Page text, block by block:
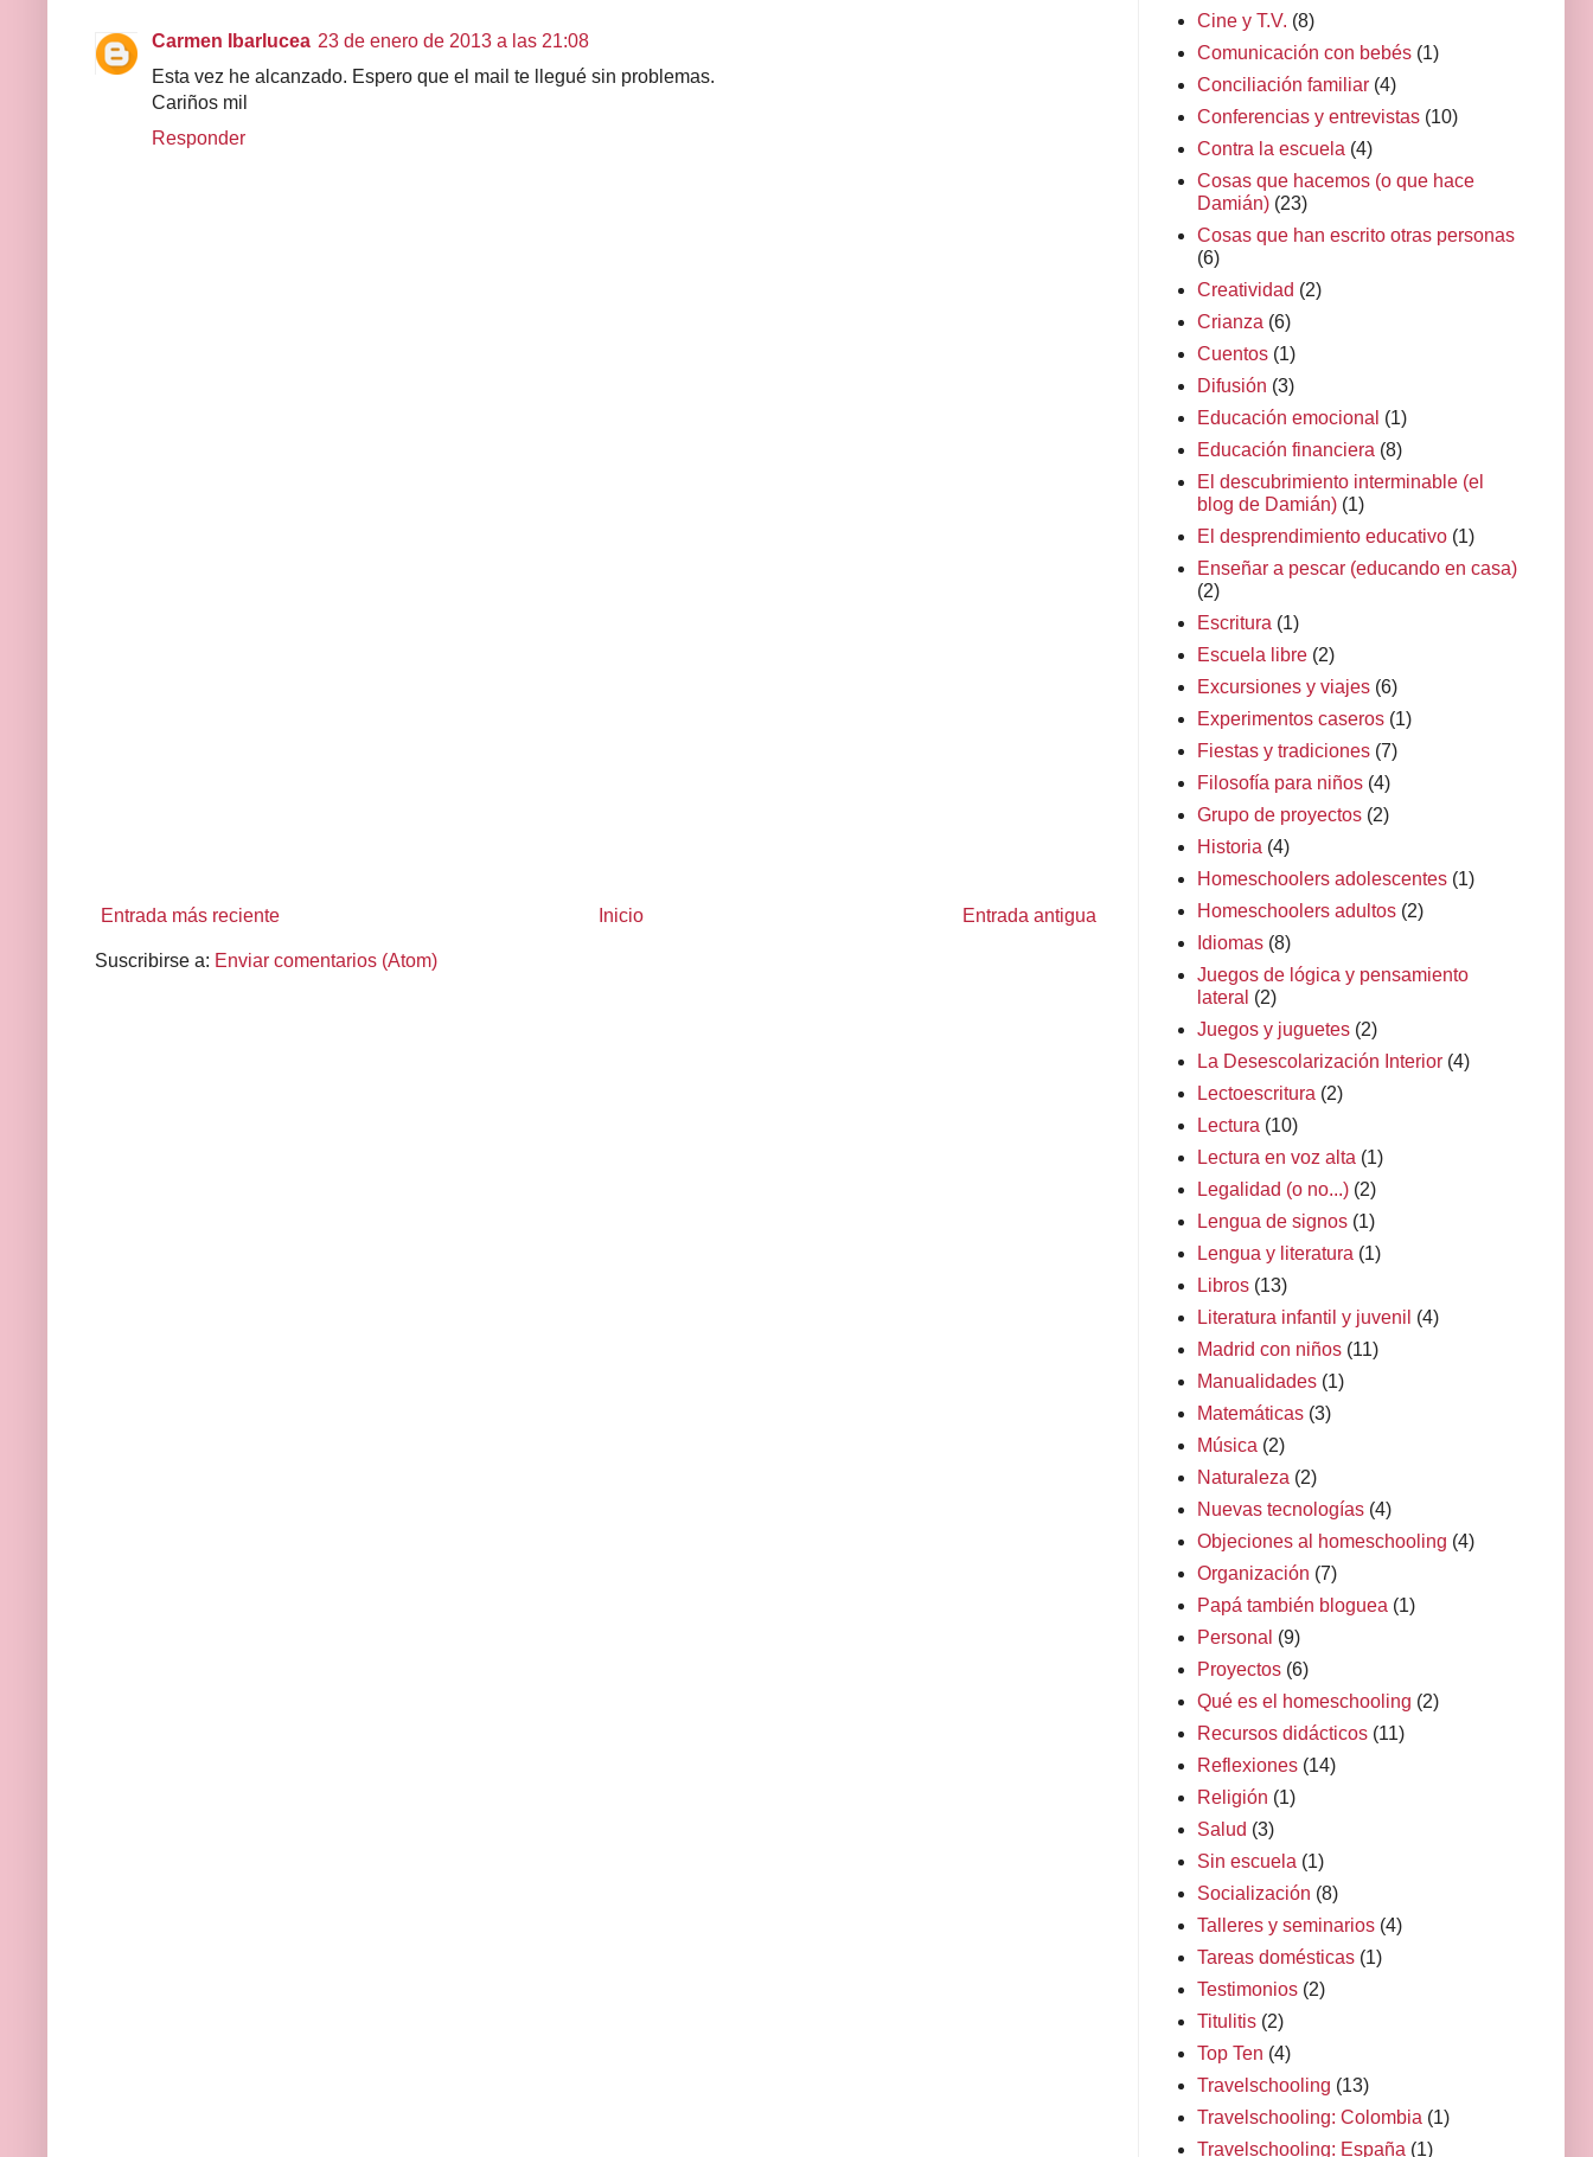
Carmen Ibarlucea 23 de enero de 2013 a las 21:08
Esta vez he alcanzado. Espero que el mail te llegué sin problemas.
Cariños mil
Responder
Entrada más reciente Entrada antigua
Inicio
Suscribirse a: Enviar comentarios (Atom)
Cine y T.V. (8)
Comunicación con bebés (1)
Conciliación familiar (4)
Conferencias y entrevistas (10)
Contra la escuela (4)
Cosas que hacemos (o que hace
Damián) (23)
Cosas que han escrito otras personas
(6)
Creatividad (2)
Crianza (6)
Cuentos (1)
Difusión (3)
Educación emocional (1)
Educación financiera (8)
El descubrimiento interminable (el
blog de Damián) (1)
El desprendimiento educativo (1)
Enseñar a pescar (educando en casa)
(2)
Escritura (1)
Escuela libre (2)
Excursiones y viajes (6)
Experimentos caseros (1)
Fiestas y tradiciones (7)
Filosofía para niños (4)
Grupo de proyectos (2)
Historia (4)
Homeschoolers adolescentes (1)
Homeschoolers adultos (2)
Idiomas (8)
Juegos de lógica y pensamiento
lateral (2)
Juegos y juguetes (2)
La Desescolarización Interior (4)
Lectoescritura (2)
Lectura (10)
Lectura en voz alta (1)
Legalidad (o no...) (2)
Lengua de signos (1)
Lengua y literatura (1)
Libros (13)
Literatura infantil y juvenil (4)
Madrid con niños (11)
Manualidades (1)
Matemáticas (3)
Música (2)
Naturaleza (2)
Nuevas tecnologías (4)
Objeciones al homeschooling (4)
Organización (7)
Papá también bloguea (1)
Personal (9)
Proyectos (6)
Qué es el homeschooling (2)
Recursos didácticos (11)
Reflexiones (14)
Religión (1)
Salud (3)
Sin escuela (1)
Socialización (8)
Talleres y seminarios (4)
Tareas domésticas (1)
Testimonios (2)
Titulitis (2)
Top Ten (4)
Travelschooling (13)
Travelschooling: Colombia (1)
Travelschooling: España (1)